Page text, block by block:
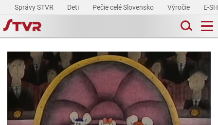
Správy STVR Deti Pečie celé Slovensko Výročie E-